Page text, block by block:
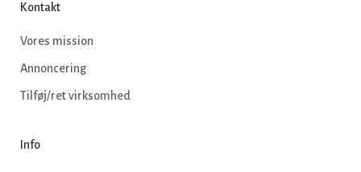
Kontakt
Vores mission
Annoncering
Tilføj/ret virksomhed
Info